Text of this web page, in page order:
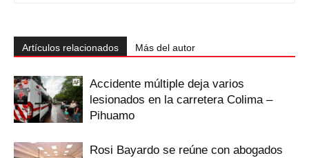
Artículos relacionados Más del autor
Accidente múltiple deja varios
lesionados en la carretera Colima –
Pihuamo
Rosi Bayardo se reúne con abogados